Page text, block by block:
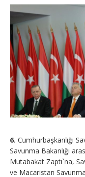
6. Cumhurbaşkanlığı
Savunma Bakanlığı
Mutabakat Zaptı`na,
ve Macaristan